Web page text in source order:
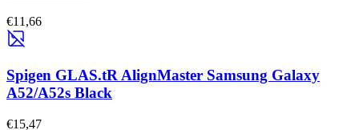
€11,66
Spigen GLAS.tR AlignMaster Samsung Galaxy
A52/A52s Black
€15,47